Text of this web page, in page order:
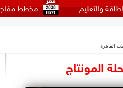
مخطط مفاجئ من
القاهرة
المونتاج